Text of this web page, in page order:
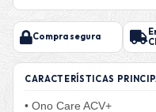
Compra segura
CARACTERÍSTICAS
• Ono Care ACV+